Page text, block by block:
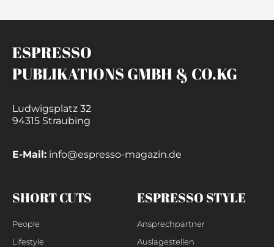
ESPRESSO
PUBLIKATIONS GMBH & CO.KG
Ludwigsplatz 32
94315 Straubing
E-Mail: info@espresso-magazin.de
SHORT CUTS
People
Lifestyle
ESPRESSO STYLE
Ansprechpartner
Auslagestellen